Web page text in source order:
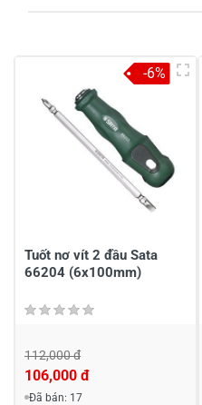
2
1
Chia sẻ nhận
Viết nhận xét về sản phẩm
Tuốt nơ vít 2 đầu Sata
66204 (6x100mm)
112,000 đ
106,000 đ
Đã bán: 17
-6%